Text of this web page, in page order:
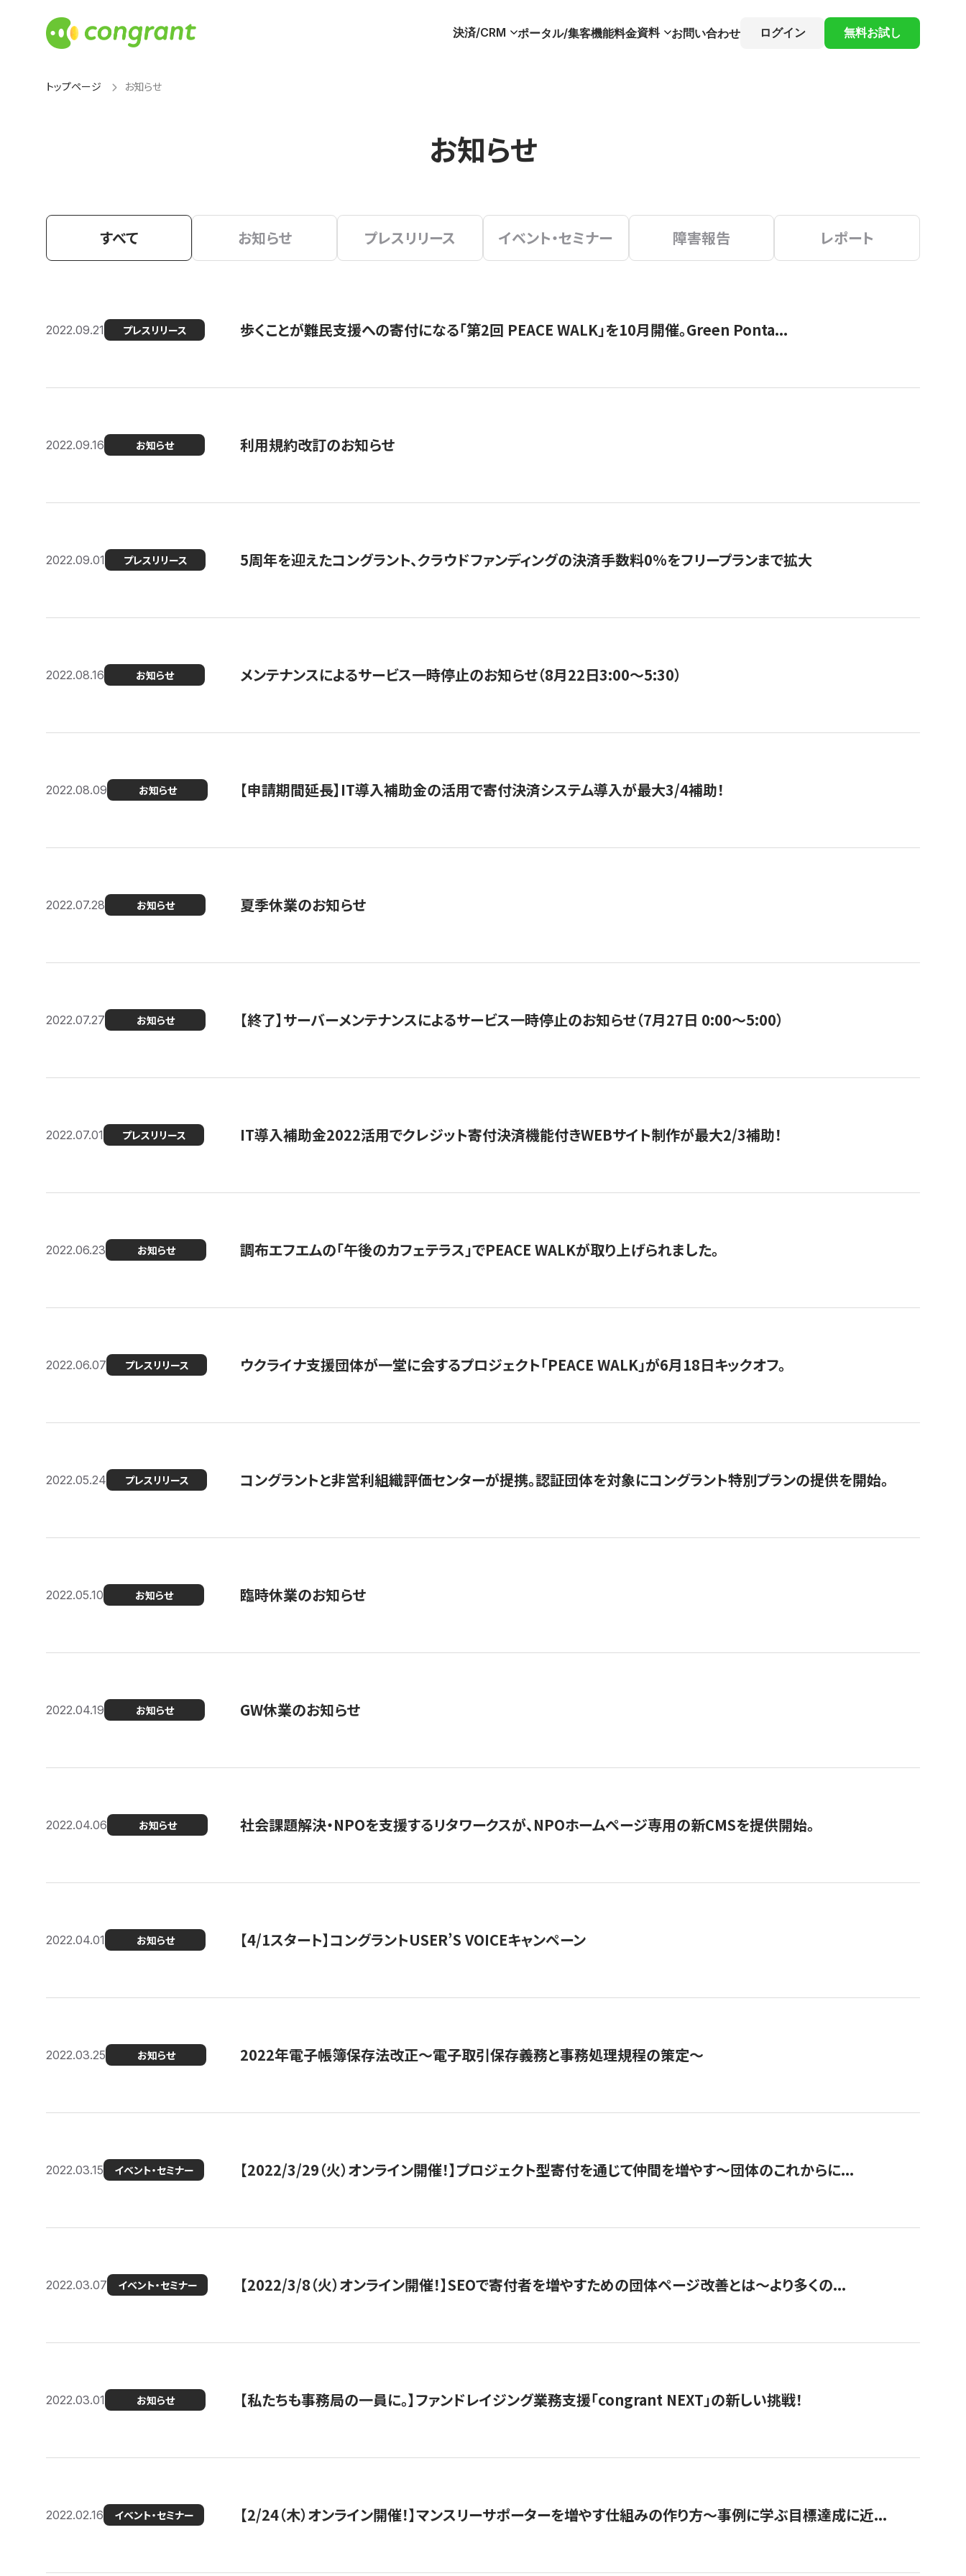
決済/CRM ポータル/集客機能料金資料 お問い合わせ ログイン 無料お試し
トップページ お知らせ
お知らせ
すべて お知らせ プレスリリース イベント・セミナー 障害報告 レポート
2022.09.21 プレスリリース 歩くことが難民支援への寄付になる「第2回 PEACE WALK」を10月開催。Green Ponta...
2022.09.16 お知らせ 利用規約改訂のお知らせ
2022.09.01 プレスリリース 5周年を迎えたコングラント、クラウドファンディングの決済手数料0%をフリープランまで拡大
2022.08.16 お知らせ メンテナンスによるサービス一時停止のお知らせ（8月22日3:00〜5:30）
2022.08.09 お知らせ 【申請期間延長】IT導入補助金の活用で寄付決済システム導入が最大3/4補助！
2022.07.28 お知らせ 夏季休業のお知らせ
2022.07.27 お知らせ 【終了】サーバーメンテナンスによるサービス一時停止のお知らせ（7月27日 0:00〜5:00）
2022.07.01 プレスリリース IT導入補助金2022活用でクレジット寄付決済機能付きWEBサイト制作が最大2/3補助！
2022.06.23 お知らせ 調布エフエムの「午後のカフェテラス」でPEACE WALKが取り上げられました。
2022.06.07 プレスリリース ウクライナ支援団体が一堂に会するプロジェクト「PEACE WALK」が6月18日キックオフ。
2022.05.24 プレスリリース コングラントと非営利組織評価センターが提携。認証団体を対象にコングラント特別プランの提供を開始。
2022.05.10 お知らせ 臨時休業のお知らせ
2022.04.19 お知らせ GW休業のお知らせ
2022.04.06 お知らせ 社会課題解決・NPOを支援するリタワークスが、NPOホームページ専用の新CMSを提供開始。
2022.04.01 お知らせ 【4/1スタート】コングラントUSER’S VOICEキャンペーン
2022.03.25 お知らせ 2022年電子帳簿保存法改正～電子取引保存義務と事務処理規程の策定～
2022.03.15 イベント・セミナー 【2022/3/29（火）オンライン開催！】プロジェクト型寄付を通じて仲間を増やす～団体のこれからに...
2022.03.07 イベント・セミナー 【2022/3/8（火）オンライン開催！】SEOで寄付者を増やすための団体ページ改善とは～より多くの...
2022.03.01 お知らせ 【私たちも事務局の一員に。】ファンドレイジング業務支援「congrant NEXT」の新しい挑戦！
2022.02.16 イベント・セミナー 【2/24（木）オンライン開催！】マンスリーサポーターを増やす仕組みの作り方〜事例に学ぶ目標達成に近...